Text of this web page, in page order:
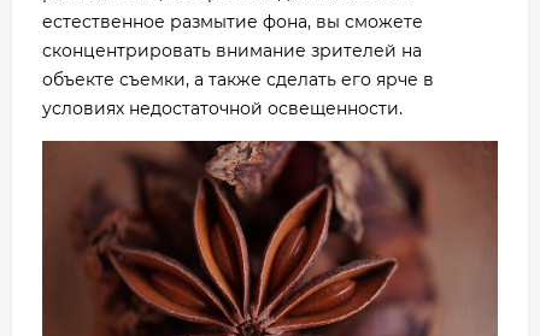
естественное размытие фона, вы сможете
сконцентрировать внимание зрителей на
объекте съемки, а также сделать его ярче в
условиях недостаточной освещенности.